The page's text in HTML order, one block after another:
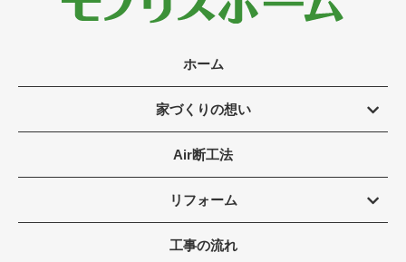
ホーム
家づくりの想い
Air断工法
リフォーム
工事の流れ